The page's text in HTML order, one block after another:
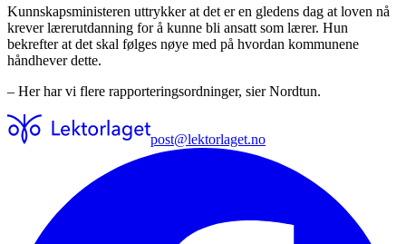
Kunnskapsministeren uttrykker at det er en gledens dag at loven nå
krever lærerutdanning for å kunne bli ansatt som lærer. Hun
bekrefter at det skal følges nøye med på hvordan kommunene
håndhever dette.
– Her har vi flere rapporteringsordninger, sier Nordtun.
post@lektorlaget.no